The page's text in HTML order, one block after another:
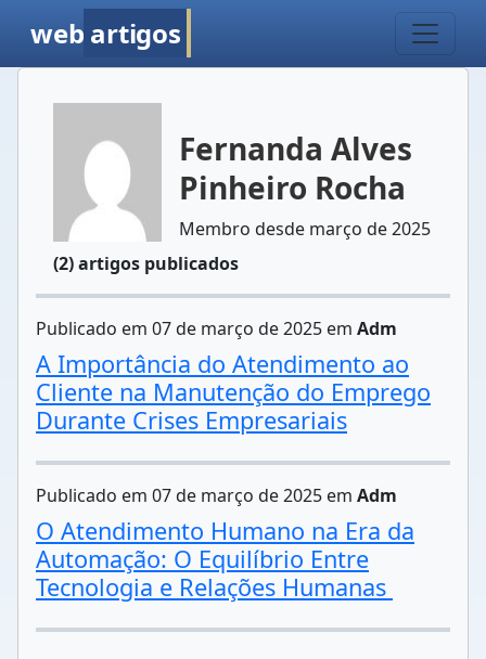
web artigos
Fernanda Alves
Pinheiro Rocha
Membro desde março de 2025
(2) artigos publicados
Publicado em 07 de março de 2025 em Adm
A Importância do Atendimento ao
Cliente na Manutenção do Emprego
Durante Crises Empresariais
Publicado em 07 de março de 2025 em Adm
O Atendimento Humano na Era da
Automação: O Equilíbrio Entre
Tecnologia e Relações Humanas